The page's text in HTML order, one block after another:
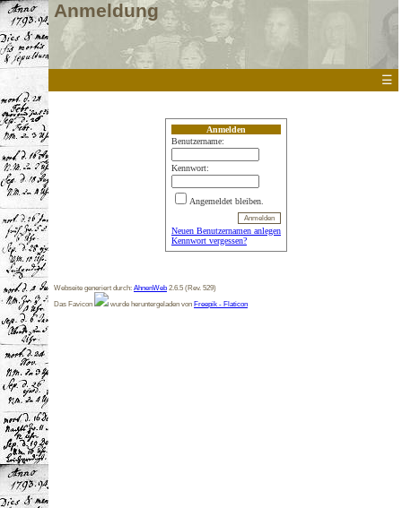
Anmeldung
☰
Anmelden
Benutzername:
Kennwort:
Angemeldet bleiben.
Neuen Benutzernamen anlegen
Kennwort vergessen?
Webseite generiert durch: AhnenWeb 2.6.5 (Rev. 529)
Das Favicon
wurde heruntergeladen von Freepik - Flaticon